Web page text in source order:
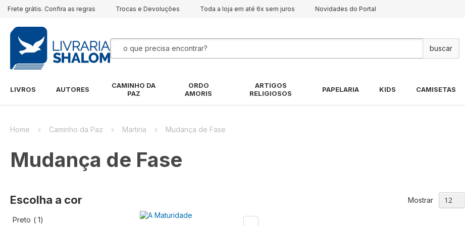
Frete grátis. Confira as regras Trocas e Devoluções Toda a loja em até 6x sem juros Novidades do Portal
Pesquisa
LIVROS AUTORES
CAMINHO DA
PAZ
ORDO
AMORIS
ARTIGOS
RELIGIOSOS
PAPELARIA KIDS CAMISETAS
Home Caminho da Paz Martiria Mudança de Fase
Mudança de Fase
Mostrar
Escolha a cor
Preto 1artigo